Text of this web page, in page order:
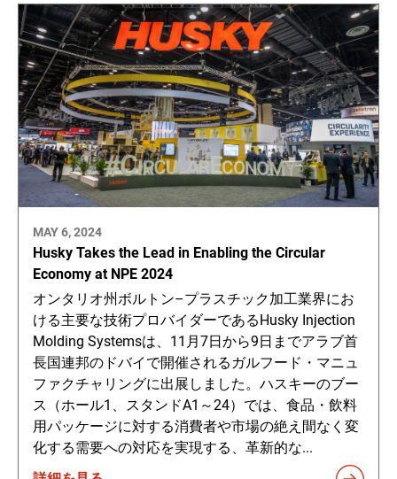
MAY 6, 2024
Husky Takes the Lead in Enabling the Circular
Economy at NPE 2024
オンタリオ州ボルトン–プラスチック加工業界にお
ける主要な技術プロバイダーであるHusky Injection
Molding Systemsは、11月7日から9日までアラブ首
長国連邦のドバイで開催されるガルフード・マニュ
ファクチャリングに出展しました。ハスキーのブー
ス（ホール1、スタンドA1～24）では、食品・飲料
用パッケージに対する消費者や市場の絶え間なく変
化する需要への対応を実現する、革新的な...